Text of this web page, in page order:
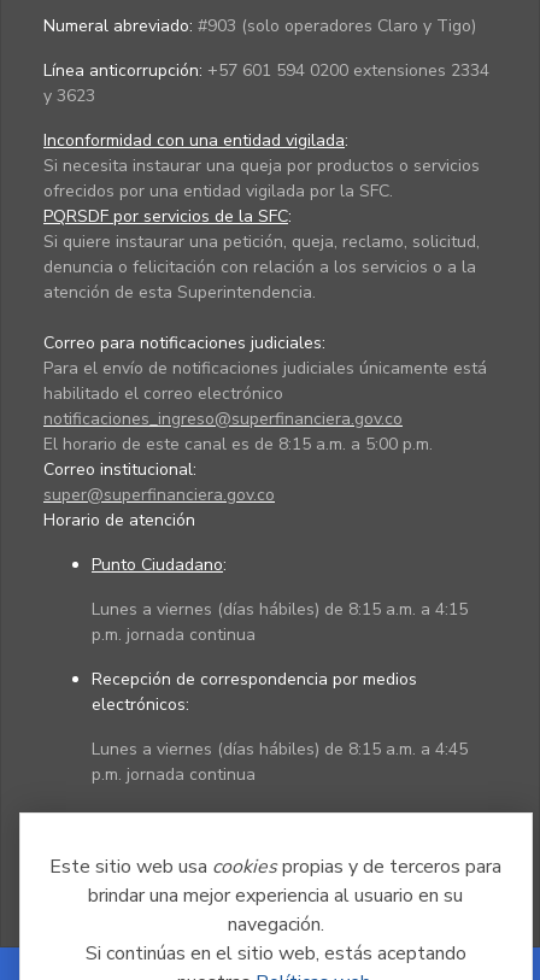
Este sitio web usa cookiespropias y de terceros para
brindar una mejor experiencia al usuario en su
navegación.
Si continúas en el sitio web, estás aceptando
Numeral abreviado: #903 (solo operadores Claro y Tigo)
Línea anticorrupción: +57 601 594 0200 extensiones 2334
y 3623
Inconformidad con una entidad vigilada:
Si necesita instaurar una queja por productos o servicios
ofrecidos por una entidad vigilada por la SFC.
PQRSDF por servicios de la SFC:
Si quiere instaurar una petición, queja, reclamo, solicitud,
denuncia o felicitación con relación a los servicios o a la
atención de esta Superintendencia.
Correo para notificaciones judiciales:
Para el envío de notificaciones judiciales únicamente está
habilitado el correo electrónico
notificaciones_ingreso@superfinanciera.gov.co
El horario de este canal es de 8:15 a.m. a 5:00 p.m.
Correo institucional:
super@superfinanciera.gov.co
Horario de atención
Punto Ciudadano:
Lunes a viernes (días hábiles) de 8:15 a.m. a 4:15
p.m. jornada continua
Recepción de correspondencia por medios
electrónicos:
Lunes a viernes (días hábiles) de 8:15 a.m. a 4:45
p.m. jornada continua